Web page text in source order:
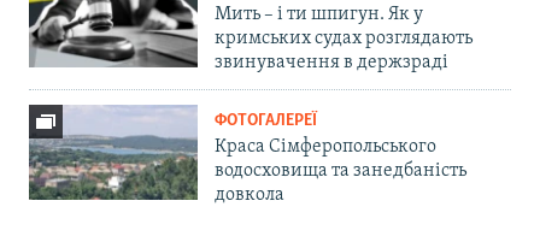
Мить – і ти шпигун. Як у
кримських судах розглядають
звинувачення в держзраді
ФОТОГАЛЕРЕЇ
Краса Сімферопольського
водосховища та занедбаність
довкола